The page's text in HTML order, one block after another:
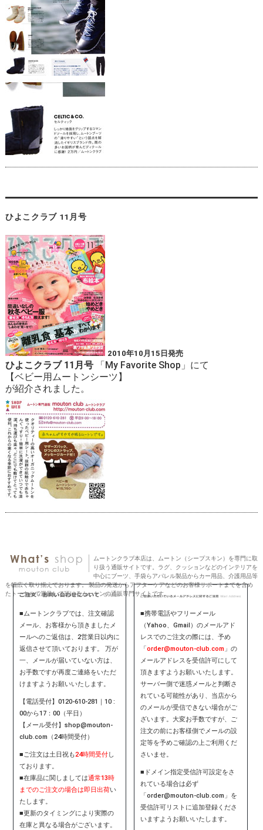
ひよこクラブ 11月号
2010年10月15日発売
ひよこクラブ 11月号
「My Favorite Shop」にて
【ベビー用ムートンシーツ 】
が紹介されました。
ムートンクラブ本店は、ムートン（シープスキン）を専門に取
り扱う通販サイトです。ラグ、クッションなどのインテリアを
中心にブーツ、手袋らアパレル製品からカー用品、介護用品等
を幅広く取り揃えております。 製品の発送からアフターケアなどのお客様サポートまでを含め
たトータルで満足して頂けるムートンの通販専門サイトです。
■ムートンクラブでは、注文確認
メール、お客様から頂きましたメ
ールへのご返信は、2営業日以内に
返信させて頂いております。 万が
一、メールが届いていない方は、
お手数ですが再度ご連絡をいただ
けますようお願いいたします。
【電話受付】0120-610-281｜10 :
00から17：00（平日）
【メール受付】shop@mouton-
club.com（24時間受付）
■ご注文は土日祝も24時間受付し
ております。
■在庫品に関しましては通常13時
までのご注文の場合は即日出荷い
たします。
■更新のタイミングにより実際の
在庫と異なる場合がございます。
■携帯電話やフリーメール
（Yahoo、Gmail）のメールアド
レスでのご注文の際には、予め
「order@mouton-club.com 」の
メールアドレスを受信許可にして
頂きますようお願いいたします。
サーバー側で迷惑メールと判断さ
れている可能性があり、当店から
のメールが受信できない場合がご
ざいます。大変お手数ですが、ご
注文の前にお客様側でメールの設
定等を予めご確認の上ご利用くだ
さいませ。
■ドメイン指定受信許可設定をさ
れている場合は必ず
「order@mouton-club.com」を
受信許可リストに追加登録くださ
いますようお願いいたします。